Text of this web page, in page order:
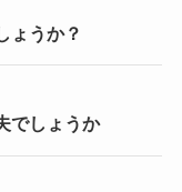
ょうか？
でしょうか